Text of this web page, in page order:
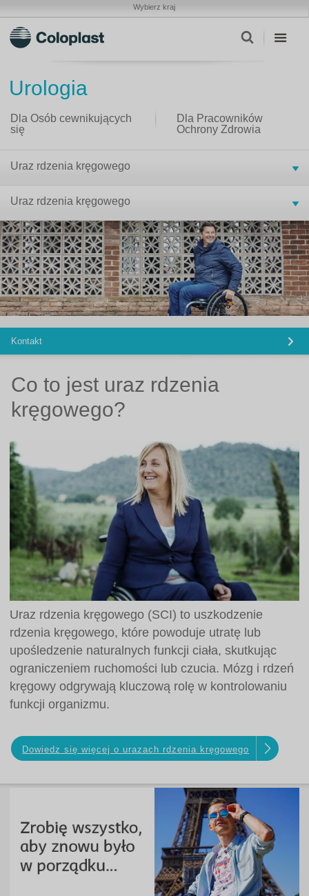
Wybierz kraj
Urologia
Dla Osób cewnikujących
się
Uraz rdzenia kręgowego
Uraz rdzenia kręgowego
Dla Pracowników
Ochrony Zdrowia
Kontakt
Co to jest uraz rdzenia
kręgowego?
Uraz rdzenia kręgowego (SCI) to uszkodzenie
rdzenia kręgowego, które powoduje utratę lub
upośledzenie naturalnych funkcji ciała, skutkując
ograniczeniem ruchomości lub czucia. Mózg i rdzeń
kręgowy odgrywają kluczową rolę w kontrolowaniu
funkcji organizmu.
Dowiedz się więcej o urazach rdzenia kręgowego